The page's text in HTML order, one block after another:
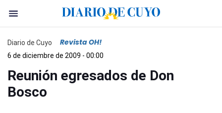
Diario de Cuyo Revista OH!
6 de diciembre de 2009 - 00:00
Reunión egresados de Don
Bosco